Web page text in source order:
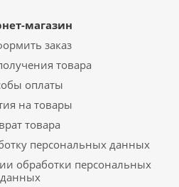
магазин
заказ
товара
оплаты
на товары
товара
персональных данных
обработки персональных
данных